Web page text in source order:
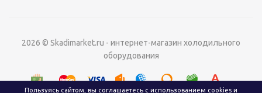
Пользуясь сайтом, вы соглашаетесь с использованием cookies и
2026 © Skadimarket.ru - интернет-магазин холодильного
оборудования